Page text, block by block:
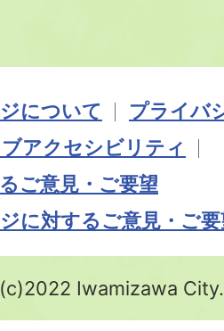
について
プライバ
アクセシビリティ
ご意見・ご要望
に対するご意見・ご
Iwamizawa